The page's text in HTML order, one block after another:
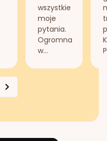
wszystkie
moje
pytania.
Ogromna
w...